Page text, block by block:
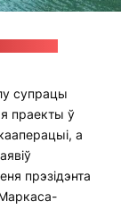
супрацы
праекты ў
а
прэзідэнта